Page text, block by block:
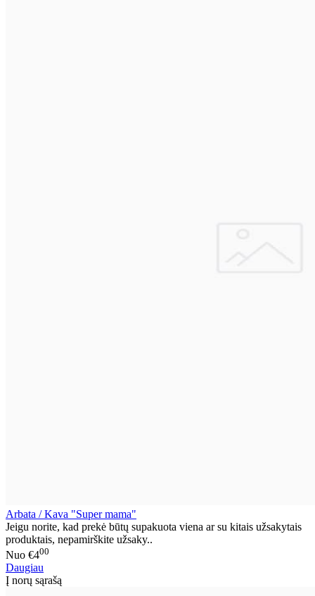
Arbata / Kava "Super mama"
Jeigu norite, kad prekė būtų supakuota viena ar su kitais užsakytais
produktais, nepamirškite užsaky..
Nuo €400
Daugiau
Į norų sąrašą